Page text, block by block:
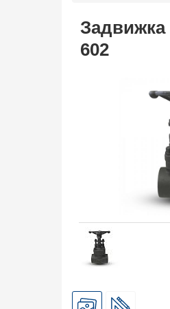
Задвижка
602